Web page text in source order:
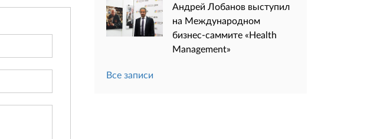
Андрей Лобанов выступил
на Международном
бизнес-саммите «Health
Management»
Все записи